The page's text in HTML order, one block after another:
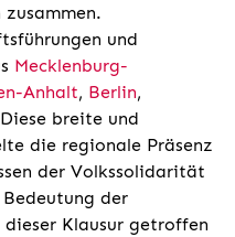
zusammen.
und
Mecklenburg-
Anhalt, Berlin,
breite und
die regionale Präsenz
der Volkssolidarität
der
Klausur getroffen